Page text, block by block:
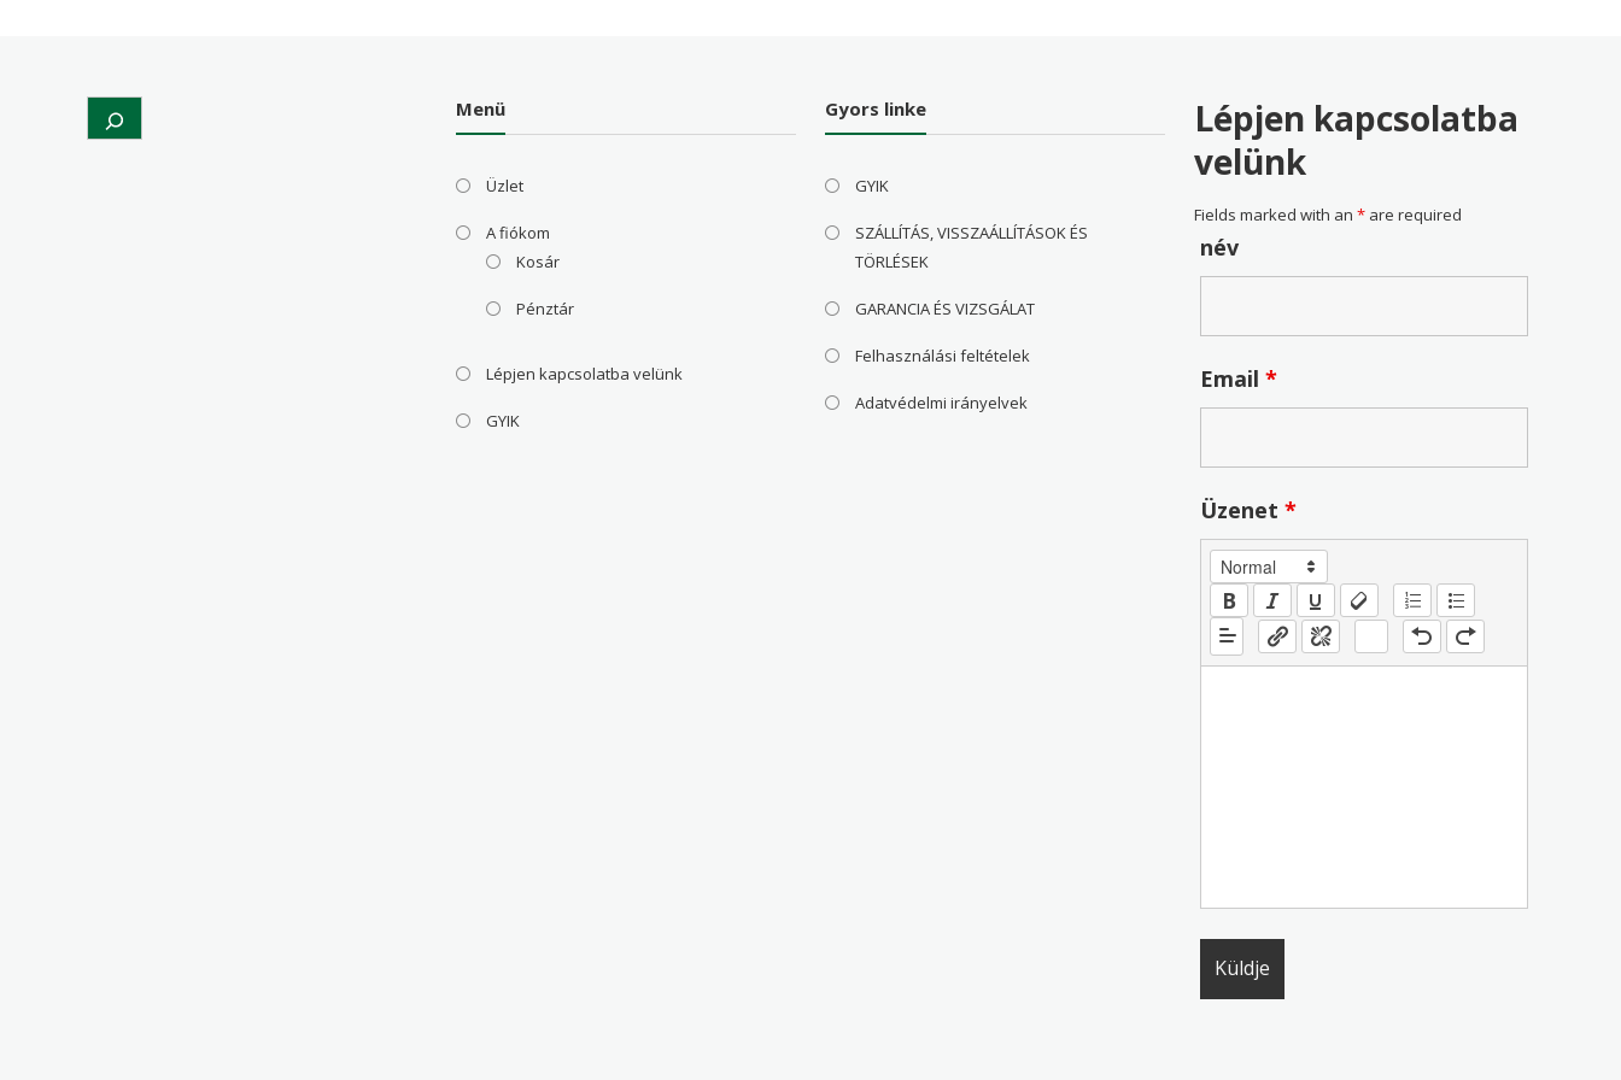
Search Menü
Üzlet
A fiókom
Kosár
Pénztár
Lépjen kapcsolatba velünk
GYIK
Gyors linke
GYIK
SZÁLLÍTÁS, VISSZAÁLLÍTÁSOK ÉS
TÖRLÉSEK
GARANCIA ÉS VIZSGÁLAT
Felhasználási feltételek
Adatvédelmi irányelvek
Lépjen kapcsolatba
velünk
Fields marked with an* are required
név
Email*
Üzenet*